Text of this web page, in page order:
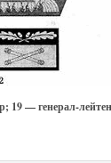
— генерал-